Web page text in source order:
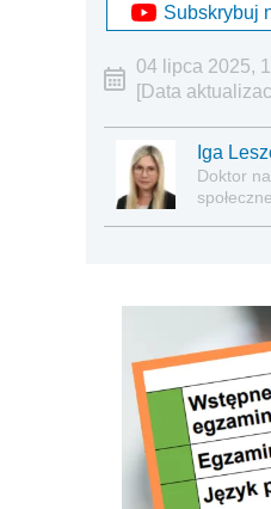
Subskrybuj
04 lipca 2025,
[Data
Iga
Doktor